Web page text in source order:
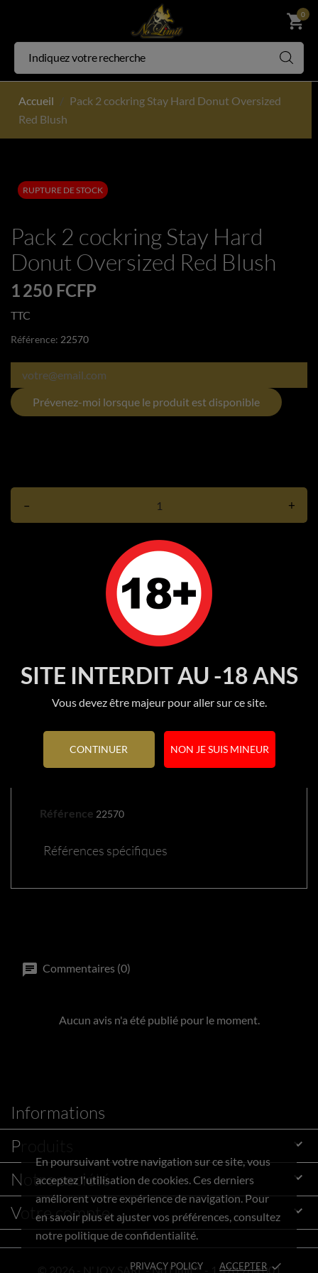
SITE INTERDIT AU -18 ANS
Vous devez être majeur pour aller sur ce site.
CONTINUER NON JE SUIS MINEUR
En poursuivant votre navigation sur ce site, vous
acceptez l'utilisation de cookies. Ces derniers
améliorent votre expérience de navigation. Pour
en savoir plus et ajuster vos préférences, consultez
notre politique de confidentialité.
PRIVACY POLICY ACCEPTER done
shopping_cart
0
Accueil
Pack 2 cockring Stay Hard Donut Oversized
Red Blush
RUPTURE DE STOCK
Pack 2 cockring Stay Hard
Donut Oversized Red Blush
1 250 FCFP
TTC
Référence: 22570
Prévenez-moi lorsque le produit est disponible
– +
Ajouter au panier
Rupture de stock
DÉTAILS DU PRODUIT
Référence 22570
Références spécifiques
Commentaires (0)
Aucun avis n'a été publié pour le moment.
Informations
Produits

Notre société 
Votre compte 
© 2026 - N'JOY SARL - No Limit™ - 1 470 764.001